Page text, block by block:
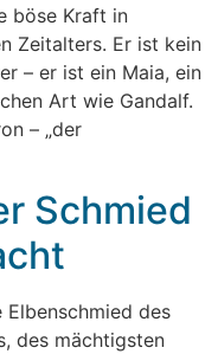
böse Kraft in
Zeitalters. Er ist kein
– er ist ein Maia, ein
Art wie Gandalf.
– „der
Schmied
des
des mächtigsten